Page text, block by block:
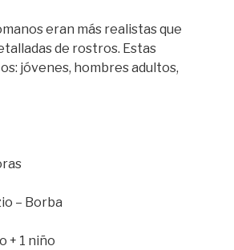
eran más realistas que
de rostros. Estas
jóvenes, hombres adultos,
– Borba
+ 1 niño